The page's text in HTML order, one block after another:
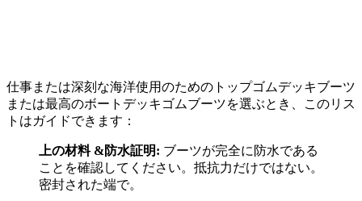
仕事または深刻な海洋使用のためのトップゴムデッキブーツ
または最高のボートデッキゴムブーツを選ぶとき、このリス
トはガイドできます：
上の材料 &防水証明: ブーツが完全に防水である
ことを確認してください。抵抗力だけではない。
密封された端で。